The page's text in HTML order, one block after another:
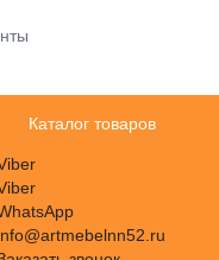
Каталог товаров